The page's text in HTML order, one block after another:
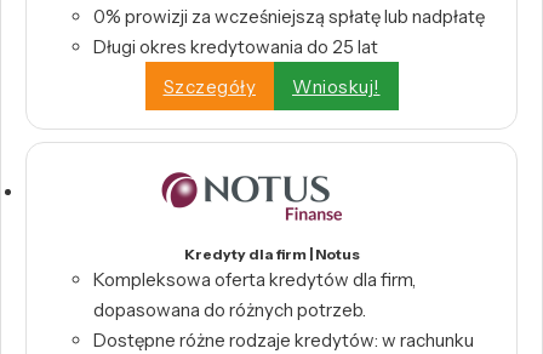
0% prowizji za wcześniejszą spłatę lub nadpłatę
Długi okres kredytowania do 25 lat
Szczegóły
Wnioskuj!
Kredyty dla firm | Notus
Kompleksowa oferta kredytów dla firm,
dopasowana do różnych potrzeb.
Dostępne różne rodzaje kredytów: w rachunku